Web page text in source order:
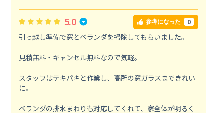
5.0 参考になった 0
引っ越し準備で窓とベランダを掃除してもらいました。
見積無料・キャンセル無料なので気軽。
スタッフはテキパキと作業し、高所の窓ガラスまできれい
に。
ベランダの排水まわりも対応してくれて、家全体が明るく